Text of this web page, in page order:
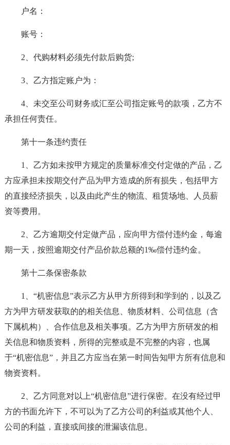
户名：
账号：
2、代购材料必须先付款后购货;
3、乙方指定账户为：
4、未交至公司财务或汇至公司指定账号的款项，乙方不
承担任何责任。
第十一条违约责任
1、乙方如未按甲方规定的质量标准交付定做的产品，乙
方应承担未按期交付产品为甲方造成的所有损失，包括甲方
的直接经济损失，以及由此产生的物流、租赁场地、人员薪
资等费用。
2、乙方逾期交付定做产品，应向甲方偿付违约金，每逾
期一天，按照逾期交付产品价款总额的1‰偿付违约金。
第十二条保密条款
1、“机密信息”表示乙方从甲方所得到和学到的，以及乙
方为甲方研发获取的的相关信息、物质材料、公司信息（含
下属机构）、合作信息及相关事项。乙方为甲方所研发的相
关信息和物质资料，所得的完整或是不完整的内容，也属
于“机密信息”，并且乙方应当在第一时间告知甲方所有信息和
物资资料。
2、乙方同意对以上“机密信息”进行保密。在没有经过甲
方的书面允许下，不可以为了乙方公司的利益或其他个人、
公司的利益，直接或间接的泄漏该信息。